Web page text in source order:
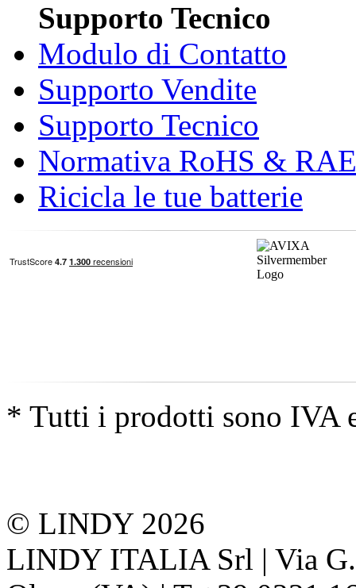
Supporto Tecnico
Modulo di Contatto
Supporto Vendite
Supporto Tecnico
Normativa RoHS &
Ricicla le tue batterie
* Tutti i prodotti sono IVA
© LINDY 2026
LINDY ITALIA Srl | Via